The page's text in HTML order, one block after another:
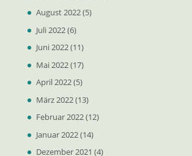
August 2022(5)
Juli 2022(6)
Juni 2022(11)
Mai 2022(17)
April 2022(5)
März 2022(13)
Februar 2022(12)
Januar 2022(14)
Dezember 2021 (4)